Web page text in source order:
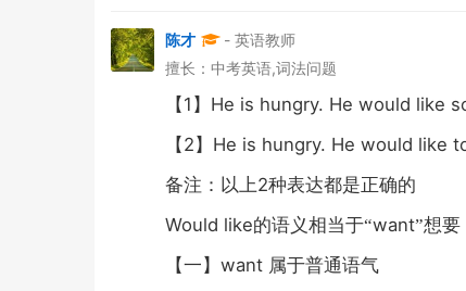
陈才 - 英语教师
擅长：中考英语,词法问题
【 1 】 He is hungry. He would like
【 2 】 He is hungry. He would like
备注：以上2种表达都是正确的
Would like的语义相当于“want”想要
【一】 want 属于普通语气